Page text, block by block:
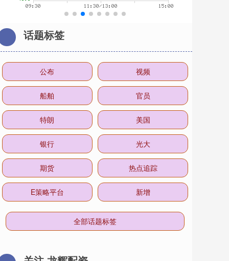
话题标签
公布 视频
船舶 官员
特朗 美国
银行 光大
期货 热点追踪
E策略平台 新增
全部话题标签